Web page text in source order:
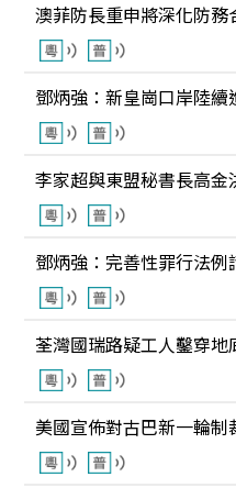
澳菲防長重申將深化防
鄧炳強：新皇崗口岸陸
李家超與東盟秘書長高
鄧炳強：完善性罪行法
荃灣國瑞路疑工人鑿穿
美國宣佈對古巴新一輪